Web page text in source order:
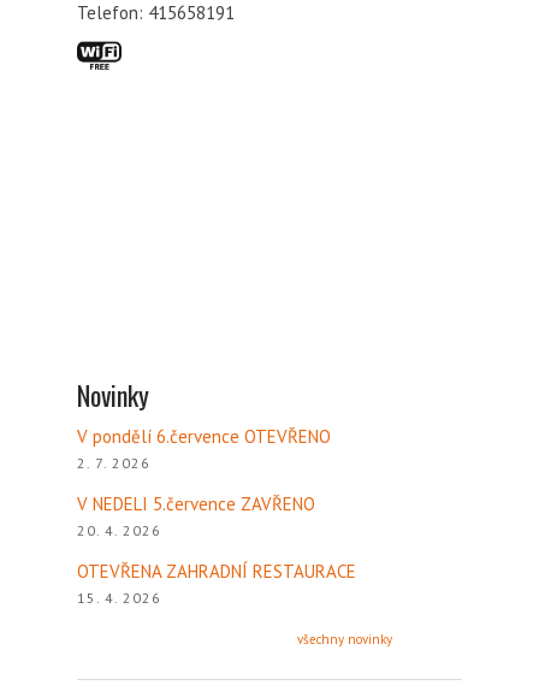
Telefon: 415658191
Novinky
V pondělí 6.července OTEVŘENO
2. 7. 2026
V NEDELI 5.července ZAVŘENO
20. 4. 2026
OTEVŘENA ZAHRADNÍ RESTAURACE
15. 4. 2026
všechny novinky